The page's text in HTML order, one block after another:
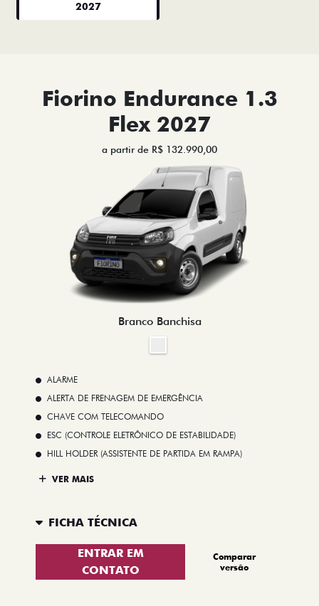
2027
Fiorino Endurance 1.3
Flex 2027
a partir de R$ 132.990,00
Branco Banchisa
ALARME
ALERTA DE FRENAGEM DE EMERGÊNCIA
CHAVE COM TELECOMANDO
ESC (CONTROLE ELETRÔNICO DE ESTABILIDADE)
HILL HOLDER (ASSISTENTE DE PARTIDA EM RAMPA)
VER MAIS
FICHA TÉCNICA
ENTRAR EM
CONTATO
Comparar
versão